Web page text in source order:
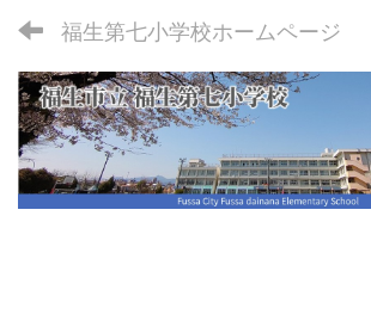
福生第七小学校ホームページ